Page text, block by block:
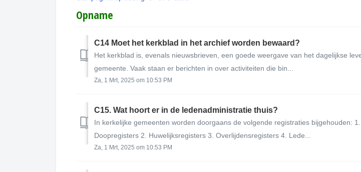
Opname
C14 Moet het kerkblad in het archief worden bewaard?
Het kerkblad is, evenals nieuwsbrieven, een goede weergave van het dagelijkse
gemeente. Vaak staan er berichten in over activiteiten die bin...
Za, 1 Mrt, 2025 om 10:53 PM
C15. Wat hoort er in de ledenadministratie thuis?
In kerkelijke gemeenten worden doorgaans de volgende registraties bijgehouden: 1.
Doopregisters 2. Huwelijksregisters 3. Overlijdensregisters 4. Lede...
Za, 1 Mrt, 2025 om 10:53 PM